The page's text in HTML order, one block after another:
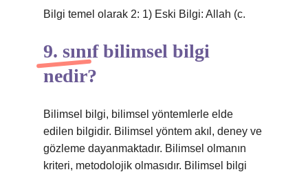
Bilgi temel olarak 2: 1) Eski Bilgi: Allah (c.
9. sınıf bilimsel bilgi
nedir?
Bilimsel bilgi, bilimsel yöntemlerle elde
edilen bilgidir. Bilimsel yöntem akıl, deney ve
gözleme dayanmaktadır. Bilimsel olmanın
kriteri, metodolojik olmasıdır. Bilimsel bilgi